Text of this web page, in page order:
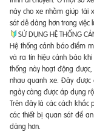
này cho xe nhằm giúp tài
sát dễ dàng hơn trong việc
SỬ DỤNG HỆ THỐNG
Hệ thống cảnh báo điểm
và ra tín hiệu cảnh báo
thống này hoạt động
nhau quanh xe. Đây
ngày càng được áp dụng
Trên đây là các cách khắc
các thiết bị quan sát để
dàng hơn.